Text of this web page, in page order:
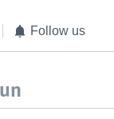
Follow us